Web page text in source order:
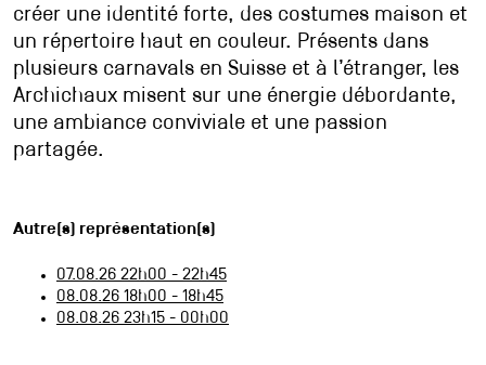
créer une identité forte, des costumes maison et
un répertoire haut en couleur. Présents dans
plusieurs carnavals en Suisse et à l’étranger, les
Archichaux misent sur une énergie débordante,
une ambiance conviviale et une passion
partagée.
Autre(s) représentation(s)
07.08.26 22h00 - 22h45
08.08.26 18h00 - 18h45
08.08.26 23h15 - 00h00